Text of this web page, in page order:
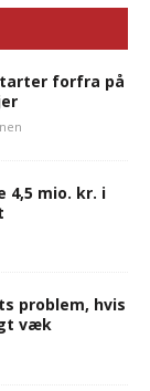
forfra på
4,5 mio. kr. i
problem, hvis
væk